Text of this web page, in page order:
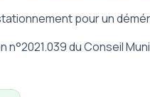
pour un
n°2021.039 du Conseil